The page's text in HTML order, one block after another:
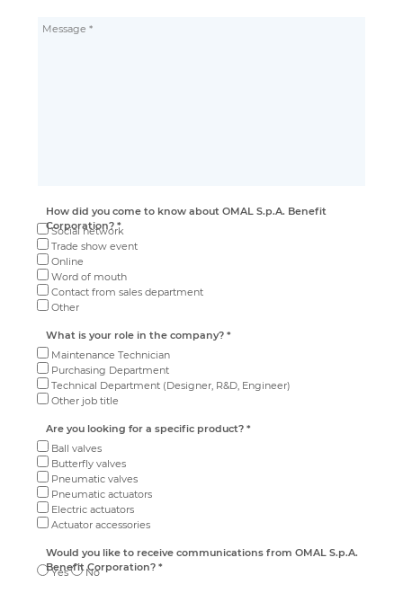
How did you come to know about OMAL S.p.A. Benefit
Corporation? *
Social network
Trade show event
Online
Word of mouth
Contact from sales department
Other
What is your role in the company? *
Maintenance Technician
Purchasing Department
Technical Department (Designer, R&D, Engineer)
Other job title
Are you looking for a specific product? *
Ball valves
Butterfly valves
Pneumatic valves
Pneumatic actuators
Electric actuators
Actuator accessories
Would you like to receive communications from OMAL S.p.A.
Benefit Corporation? *
Yes No